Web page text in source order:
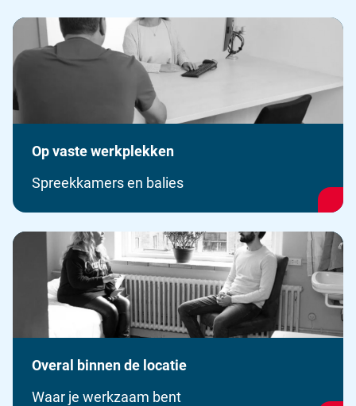
Op vaste werkplekken
Spreekkamers en balies
Overal binnen de locatie
Waar je werkzaam bent